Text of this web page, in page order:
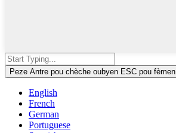
Peze Antre pou chèche oubyen ESC pou fèmen
English
French
German
Portuguese